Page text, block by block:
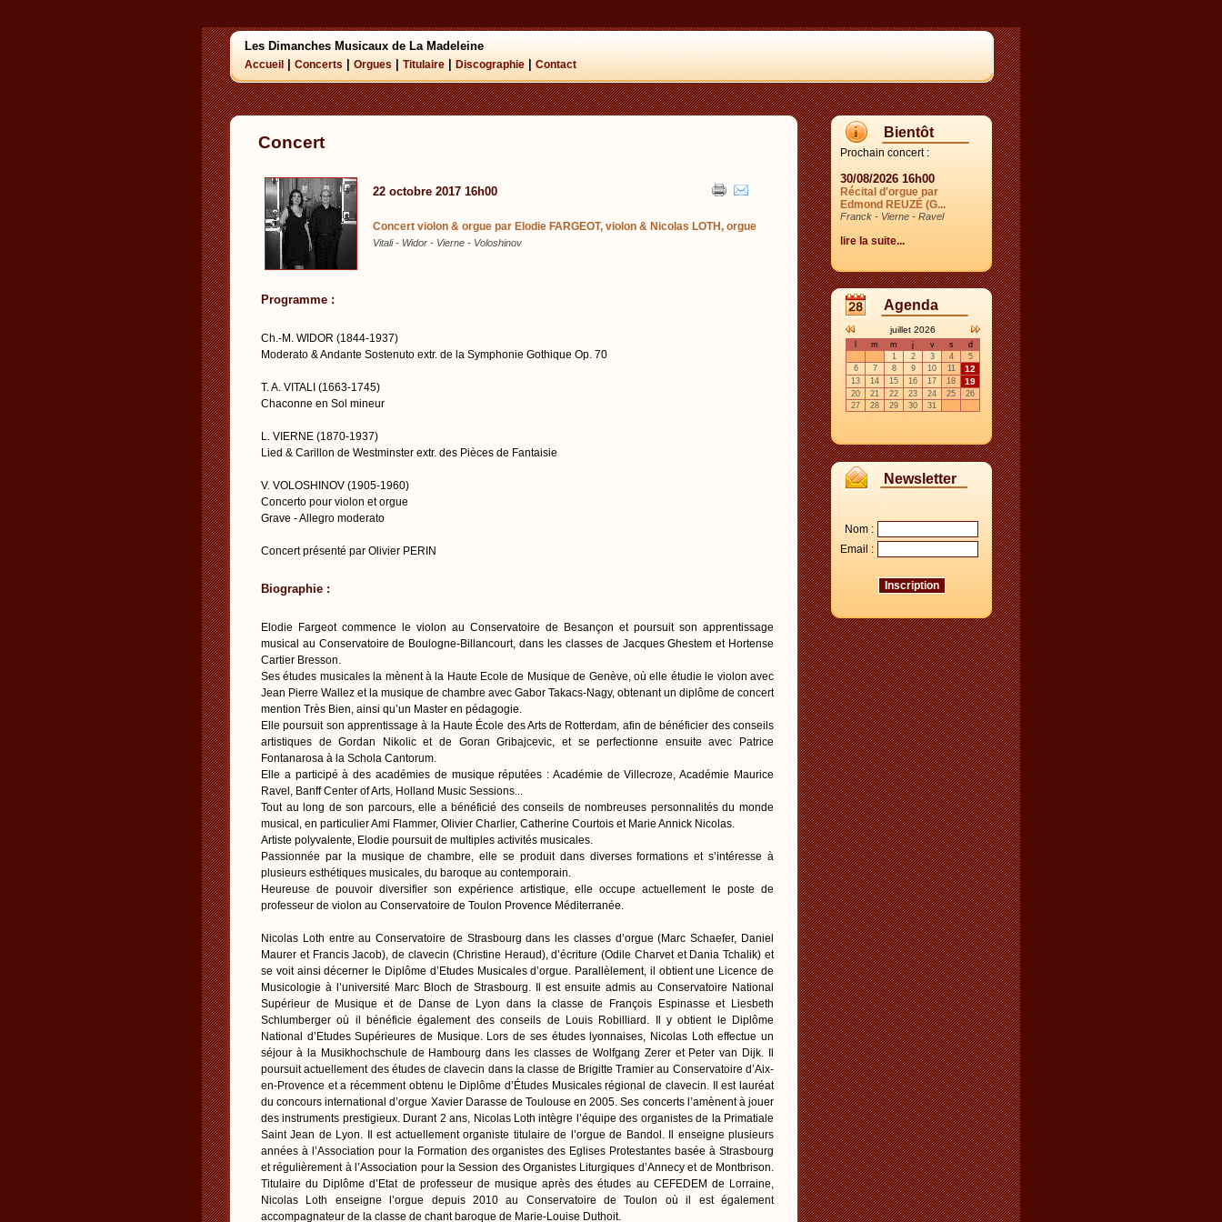
Les Dimanches Musicaux de La Madeleine
Accueil Concerts Orgues Titulaire Discographie Contact
Concert
22 octobre 2017 16h00
Concert violon & orgue par Elodie FARGEOT, violon & Nicolas LOTH, orgue
Vitali - Widor - Vierne - Voloshinov
Programme :
Ch.-M. WIDOR (1844-1937)
Moderato & Andante Sostenuto extr. de la Symphonie Gothique Op. 70
T. A. VITALI (1663-1745)
Chaconne en Sol mineur
L. VIERNE (1870-1937)
Lied & Carillon de Westminster extr. des Pièces de Fantaisie
V. VOLOSHINOV (1905-1960)
Concerto pour violon et orgue
Grave - Allegro moderato
Concert présenté par Olivier PERIN
Biographie :
Elodie Fargeot commence le violon au Conservatoire de Besançon et poursuit son apprentissage
musical au Conservatoire de Boulogne-Billancourt, dans les classes de Jacques Ghestem et Hortense
Cartier Bresson.
Ses études musicales la mènent à la Haute Ecole de Musique de Genève, où elle étudie le violon avec
Jean Pierre Wallez et la musique de chambre avec Gabor Takacs-Nagy, obtenant un diplôme de concert
mention Très Bien, ainsi qu’un Master en pédagogie.
Elle poursuit son apprentissage à la Haute École des Arts de Rotterdam, afin de bénéficier des conseils
artistiques de Gordan Nikolic et de Goran Gribajcevic, et se perfectionne ensuite avec Patrice
Fontanarosa à la Schola Cantorum.
Elle a participé à des académies de musique réputées : Académie de Villecroze, Académie Maurice
Ravel, Banff Center of Arts, Holland Music Sessions...
Tout au long de son parcours, elle a bénéficié des conseils de nombreuses personnalités du monde
musical, en particulier Ami Flammer, Olivier Charlier, Catherine Courtois et Marie Annick Nicolas.
Artiste polyvalente, Elodie poursuit de multiples activités musicales.
Passionnée par la musique de chambre, elle se produit dans diverses formations et s’intéresse à
plusieurs esthétiques musicales, du baroque au contemporain.
Heureuse de pouvoir diversifier son expérience artistique, elle occupe actuellement le poste de
professeur de violon au Conservatoire de Toulon Provence Méditerranée.
Nicolas Loth entre au Conservatoire de Strasbourg dans les classes d’orgue (Marc Schaefer, Daniel
Maurer et Francis Jacob), de clavecin (Christine Heraud), d’écriture (Odile Charvet et Dania Tchalik) et
se voit ainsi décerner le Diplôme d’Etudes Musicales d’orgue. Parallèlement, il obtient une Licence de
Musicologie à l’université Marc Bloch de Strasbourg. Il est ensuite admis au Conservatoire National
Supérieur de Musique et de Danse de Lyon dans la classe de François Espinasse et Liesbeth
Schlumberger où il bénéficie également des conseils de Louis Robilliard. Il y obtient le Diplôme
National d’Etudes Supérieures de Musique. Lors de ses études lyonnaises, Nicolas Loth effectue un
séjour à la Musikhochschule de Hambourg dans les classes de Wolfgang Zerer et Peter van Dijk. Il
poursuit actuellement des études de clavecin dans la classe de Brigitte Tramier au Conservatoire d’Aix-
en-Provence et a récemment obtenu le Diplôme d’Études Musicales régional de clavecin. Il est lauréat
du concours international d’orgue Xavier Darasse de Toulouse en 2005. Ses concerts l’amènent à jouer
des instruments prestigieux. Durant 2 ans, Nicolas Loth intègre l’équipe des organistes de la Primatiale
Saint Jean de Lyon. Il est actuellement organiste titulaire de l’orgue de Bandol. Il enseigne plusieurs
années à l’Association pour la Formation des organistes des Eglises Protestantes basée à Strasbourg
et régulièrement à l’Association pour la Session des Organistes Liturgiques d’Annecy et de Montbrison.
Titulaire du Diplôme d’Etat de professeur de musique après des études au CEFEDEM de Lorraine,
Nicolas Loth enseigne l’orgue depuis 2010 au Conservatoire de Toulon où il est également
accompagnateur de la classe de chant baroque de Marie-Louise Duthoit.
Bientôt
Prochain concert :
30/08/2026 16h00
Récital d'orgue par
Edmond REUZÉ (G...
Franck - Vierne - Ravel
lire la suite...
Agenda
juillet 2026
m m j v s
d
1
2 3 4
5
6
7 8 9 10 11 12
13 14 15 16 17 18 19
20 21 22 23 24 25
26
27
28 29 30 31
Newsletter
Nom :
Email :